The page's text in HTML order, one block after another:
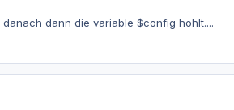
dann die variable $config hohlt....